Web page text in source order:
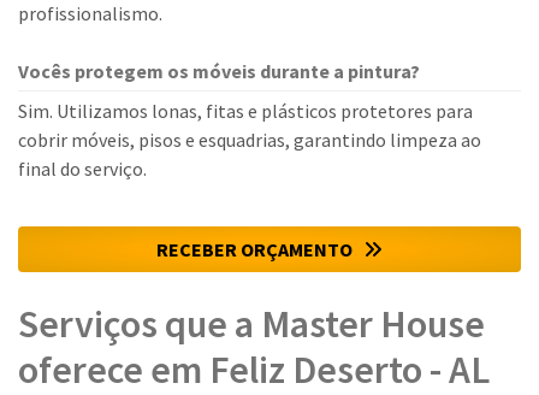
profissionalismo.
Vocês protegem os móveis durante a pintura?
Sim. Utilizamos lonas, fitas e plásticos protetores para
cobrir móveis, pisos e esquadrias, garantindo limpeza ao
final do serviço.
RECEBER ORÇAMENTO
Serviços que a Master House
oferece em Feliz Deserto - AL